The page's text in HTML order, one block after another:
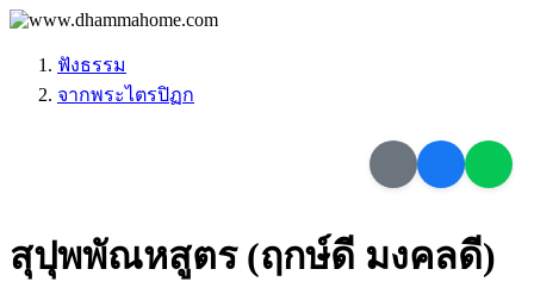
ฟังธรรม
จากพระไตรปิฏก
สุปุพพัณหสูตร (ฤกษ์ดี มงคลดี)